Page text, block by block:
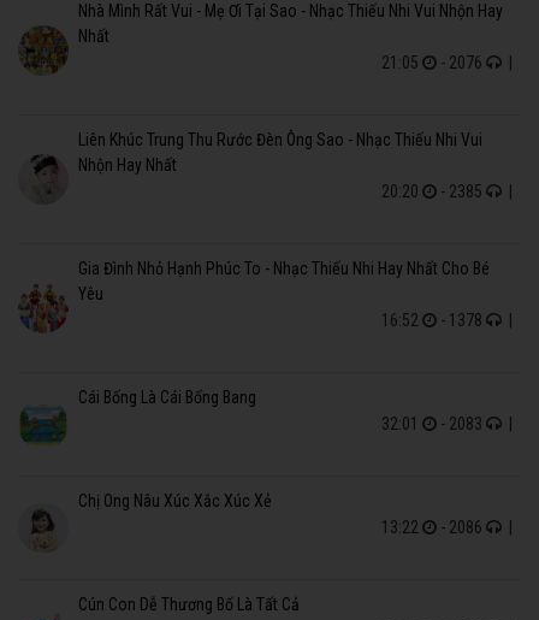
Nhà Mình Rất Vui - Mẹ Ơi Tại Sao - Nhạc Thiếu Nhi Vui Nhộn Hay
Nhất
21:05
- 2076 |
Liên Khúc Trung Thu Rước Đèn Ông Sao - Nhạc Thiếu Nhi Vui
Nhộn Hay Nhất
20:20
- 2385 |
Gia Đình Nhỏ Hạnh Phúc To - Nhạc Thiếu Nhi Hay Nhất Cho Bé
Yêu
16:52
- 1378 |
Cái Bống Là Cái Bống Bang
32:01
- 2083 |
Chị Ong Nâu Xúc Xắc Xúc Xẻ
13:22
- 2086 |
Cún Con Dễ Thương Bố Là Tất Cả